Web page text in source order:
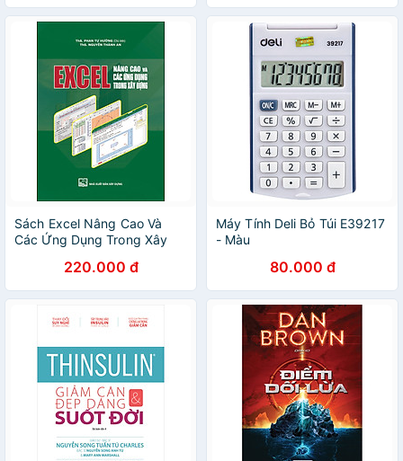
Sách Excel Nâng Cao Và
Các Ứng Dụng Trong Xây
220.000 đ
Máy Tính Deli Bỏ Túi E39217
- Màu
80.000 đ